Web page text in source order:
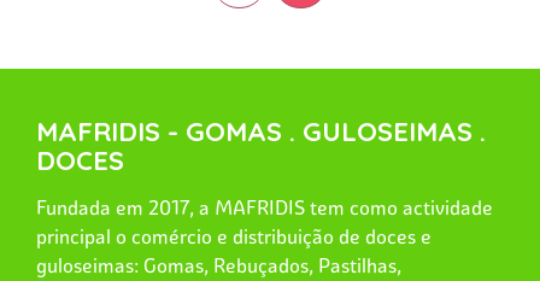
MAFRIDIS - GOMAS . GULOSEIMAS .
DOCES
Fundada em 2017, a MAFRIDIS tem como actividade
principal o comércio e distribuição de doces e
guloseimas: Gomas, Rebuçados, Pastilhas,